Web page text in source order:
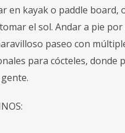
en kayak o paddle board,
el sol. Andar a pie por
paseo con
para cócteles, donde